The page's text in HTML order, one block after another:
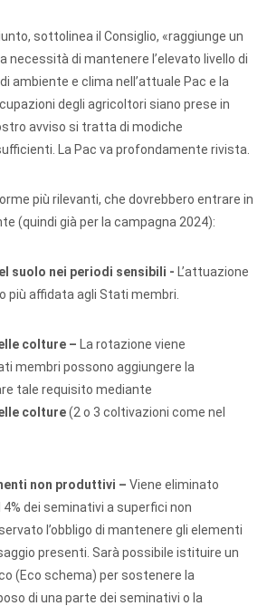
sottolinea il Consiglio, «raggiunge un
necessità di mantenere l’elevato livello di
ambiente e clima nell’attuale Pac e la
degli agricoltori siano prese in
avviso si tratta di modiche
La Pac va profondamente rivista.
più rilevanti, che dovrebbero entrare in
(quindi già per la campagna 2024):
suolo nei periodi sensibili - L’attuazione
più affidata agli Stati membri.
colture – La rotazione viene
membri possono aggiungere la
tale requisito mediante
colture(2 o 3 coltivazioni come nel
non produttivi – Viene eliminato
4% dei seminativi a superfici non
l’obbligo di mantenere gli elementi
presenti. Sarà possibile istituire un
(Eco schema) per sostenere la
di una parte dei seminativi o la